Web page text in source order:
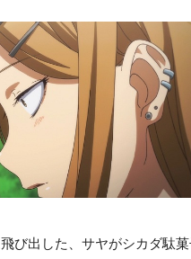
び出した、サヤがシカダ駄